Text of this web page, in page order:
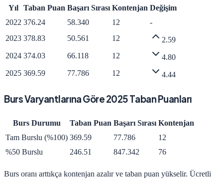
Yıl Taban Puan Başarı Sırası Kontenjan Değişim
2022 376.24 58.340 12
-
2023 378.83 50.561 12
2.59
2024 374.03 66.118 12
4.80
2025 369.59 77.786 12 4.44
Burs Varyantlarına Göre2025Taban Puanları
Burs Durumu Taban Puan Başarı Sırası Kontenjan
Tam Burslu (%100) 369.59 77.786
12
%50 Burslu
246.51 847.342 76
Burs oranı arttıkça kontenjan azalır ve taban puan yükselir. Ücretli